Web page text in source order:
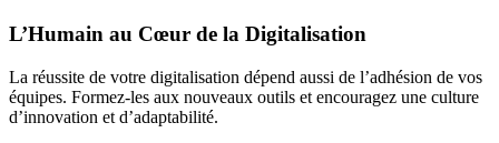
L’Humain au Cœur de la Digitalisation
La réussite de votre digitalisation dépend aussi de l’adhésion de vos
équipes. Formez-les aux nouveaux outils et encouragez une culture
d’innovation et d’adaptabilité.